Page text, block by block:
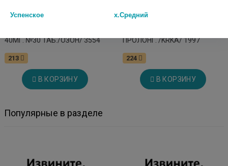
40МГ. №30 ТАБ./ОЗОН/ 3554
213
В КОРЗИНУ
ПРОЛОНГ. /KRKA/ 1997
224
В КОРЗИНУ
Популярные в разделе
Успенское х.Средний